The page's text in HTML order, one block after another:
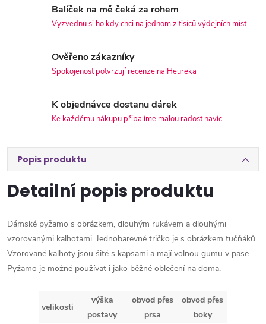
Balíček na mě čeká za rohem
Vyzvednu si ho kdy chci na jednom z tisíců výdejních míst
Ověřeno zákazníky
Spokojenost potvrzují recenze na Heureka
K objednávce dostanu dárek
Ke každému nákupu přibalíme malou radost navíc
Popis produktu
Detailní popis produktu
Dámské pyžamo s obrázkem, dlouhým rukávem a dlouhými
vzorovanými kalhotami. Jednobarevné tričko je s obrázkem tučňáků.
Vzorované kalhoty jsou šité s kapsami a mají volnou gumu v pase.
Pyžamo je možné používat i jako běžné oblečení na doma.
velikosti
výška
postavy
obvod přes
prsa
obvod přes
boky